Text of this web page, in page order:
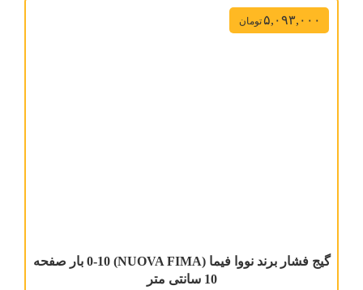
گیج فشار برند نووا فیما (NUOVA FIMA) 0-10 بار صفحه
10 سانتی متر
۵,۰۹۳,۰۰۰تومان